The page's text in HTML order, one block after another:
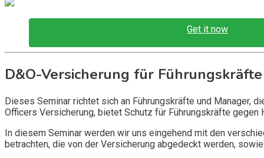
Get it now
D&O-Versicherung für
Dieses Seminar richtet sich an Führungskräfte und Manager,
Officers Versicherung, bietet Schutz für Führungskräfte
In diesem Seminar werden wir uns eingehend mit den
betrachten, die von der Versicherung abgedeckt werden,